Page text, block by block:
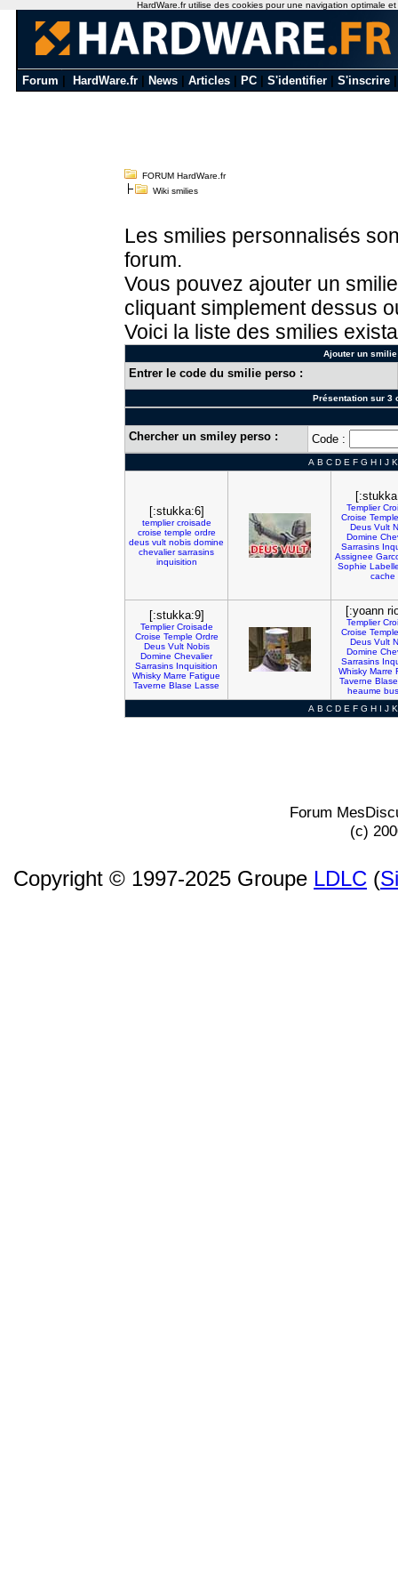
Forum HardWare.fr News Articles PC S'identifier S'inscrire
FORUM HardWare.fr
Wiki smilies
Les smilies personnalisés
forum.
Vous pouvez ajouter un
cliquant simplement dessus
Voici la liste des smilies
Ajouter un
Entrer le code du smilie perso :
Présentation sur 3
Chercher un smiley perso : Code :
A B C D E F G H I J K
[:stukka:6]
templier croisade
croise temple ordre
deus vult nobis domine
chevalier sarrasins
inquisition
Templier
Croise Temple
Deus Vult
Domine
Sarrasins
Assignee
Sophie
cache
[:stukka:9]
Templier Croisade
Croise Temple Ordre
Deus Vult Nobis
Domine Chevalier
Sarrasins Inquisition
Whisky Marre Fatigue
Taverne Blase Lasse
[:yoann
Templier
Croise Temple
Deus Vult
Domine
Sarrasins
Whisky Marre
Taverne Blase
heaume
A B C D E F G H I J K
Forum
(c)
Copyright © 1997-2025 Groupe LDLC (
HardWare.fr utilise des cookies pour une navigation optimale